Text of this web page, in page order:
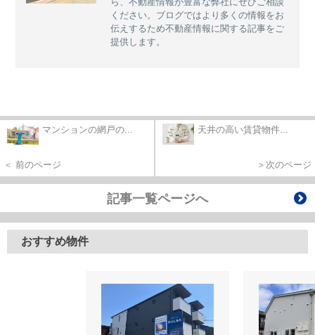
ください。ブログではより多くの情報をお
伝えするため不動産情報に関する記事をご
提供します。
マンションの網戸の...
＜ 前のページ
天井の高い賃貸物件...
＞次のページ
記事一覧ページへ
おすすめ物件